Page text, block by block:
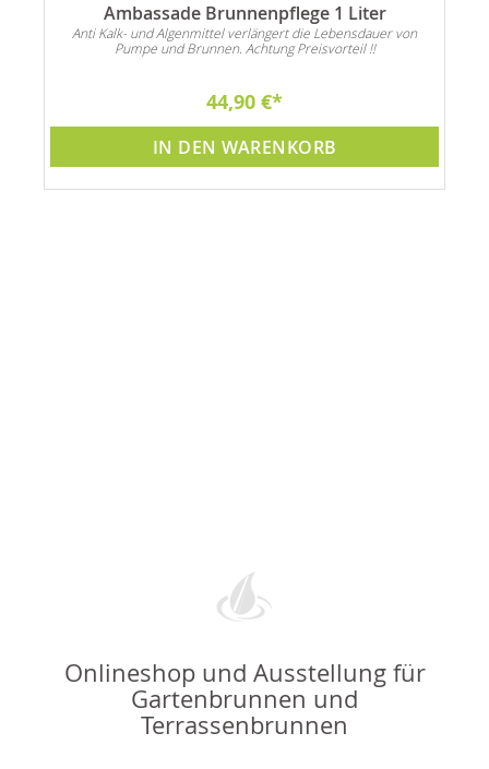
Ambassade Brunnenpflege 1 Liter
Anti Kalk- und Algenmittel verlängert die Lebensdauer von
Pumpe und Brunnen. Achtung Preisvorteil !!
44,90 €
IN DEN WARENKORB
Onlineshop und Ausstellung für
Gartenbrunnen und
Terrassenbrunnen